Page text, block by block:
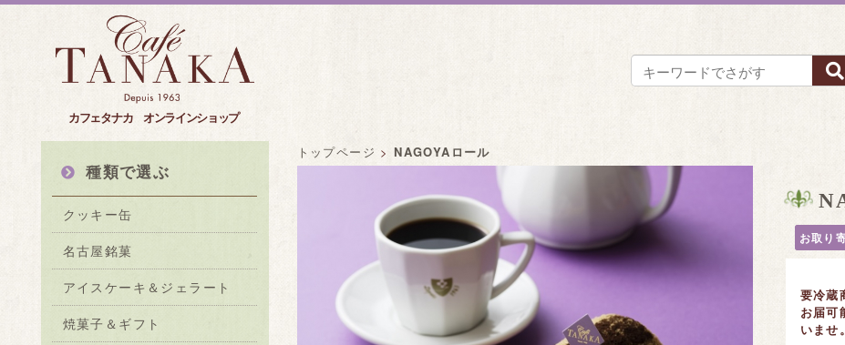
カフェタナカ オンラインショップ
種類で選ぶ
クッキー缶
名古屋銘菓
アイスケーキ＆ジェラート
焼菓子＆ギフト
トップページ >NAGOYAロール
お取り
要冷蔵
お届可
いませ。